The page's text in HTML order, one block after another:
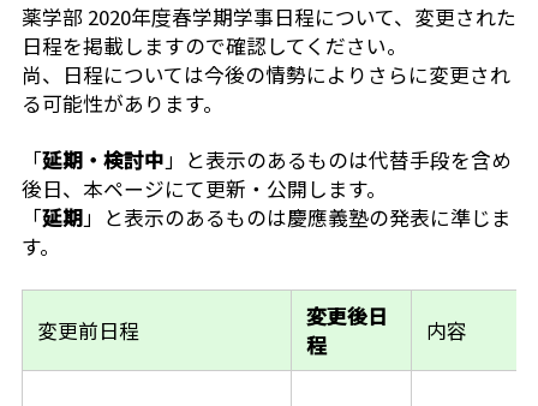
薬学部 2020年度春学期学事日程について、変更された
日程を掲載しますので確認してください。
尚、日程については今後の情勢によりさらに変更され
る可能性があります。
「延期・検討中」と表示のあるものは代替手段を含め
後日、本ページにて更新・公開します。
「延期」と表示のあるものは慶應義塾の発表に準じま
す。
変更前日程
変更後日
程
内容